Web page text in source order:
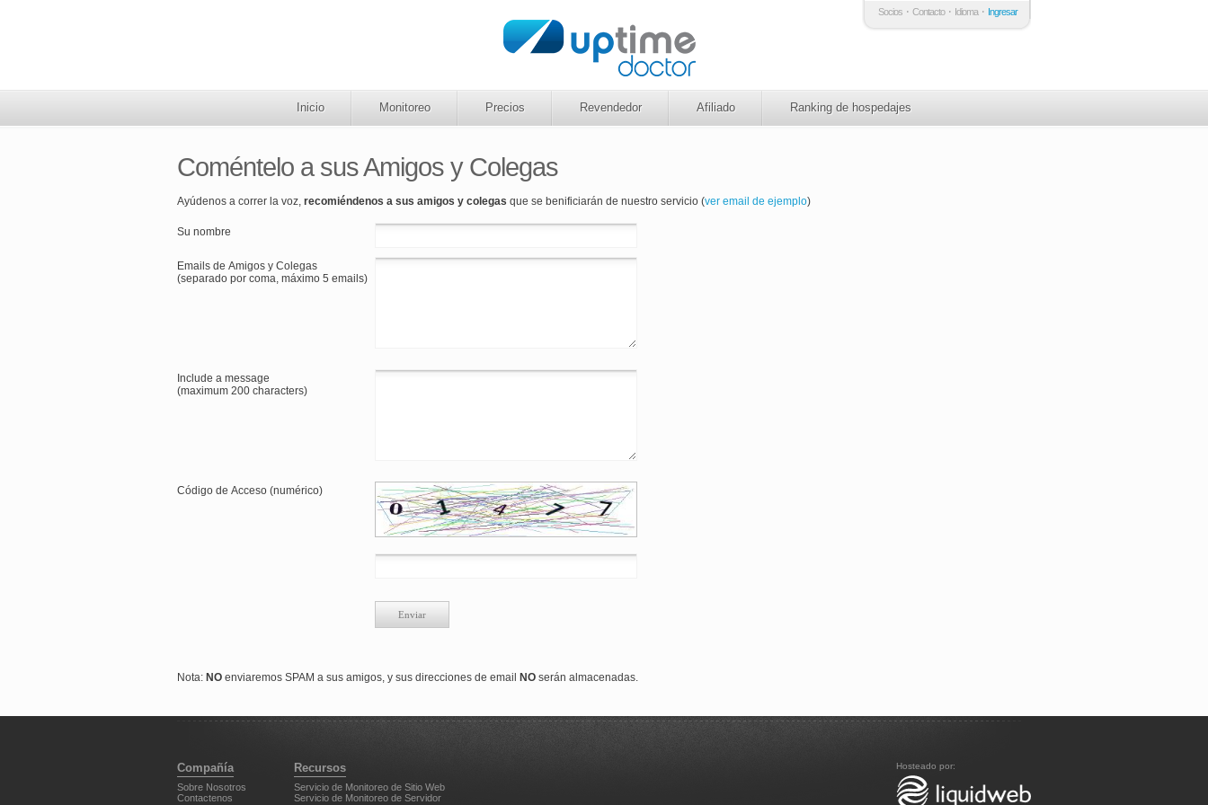
Socios Contacto Idioma Ingresar
Inicio Monitoreo Precios Revendedor Afiliado Ranking de hospedajes
Coméntelo a sus Amigos y Colegas
Ayúdenos a correr la voz, recomiéndenos a sus amigos y colegas que se benificiarán de nuestro servicio (ver email de ejemplo)
Su nombre
Emails de Amigos y Colegas
(separado por coma, máximo 5 emails)
Include a message
(maximum 200 characters)
Código de Acceso (numérico)
Nota: NO enviaremos SPAM a sus amigos, y sus direcciones de email NO serán almacenadas.
Compañía
Sobre Nosotros
Contactenos
Recursos
Servicio de Monitoreo de Sitio Web
Servicio de Monitoreo de Servidor
Hosteado por: